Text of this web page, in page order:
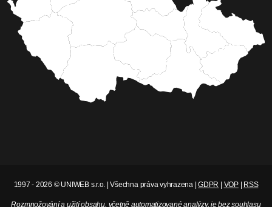
1997 - 2026 © UNIWEB s.r.o. | Všechna práva vyhrazena |GDPR | VOP| RSS
Rozmnožování a užití obsahu, včetně automatizované analýzy, je bez souhlasu